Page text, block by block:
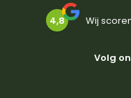
4,8 Wij
Volg